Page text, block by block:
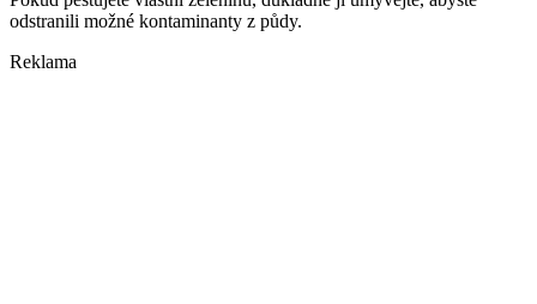
odstranili možné kontaminanty z půdy.
Reklama